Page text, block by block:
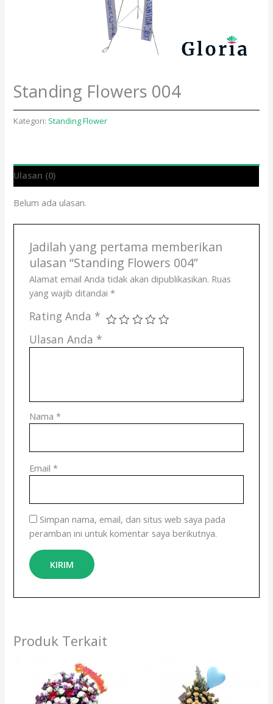
Standing Flowers 004
Kategori: Standing Flower
Ulasan (0)
Belum ada ulasan.
Jadilah yang pertama memberikan
ulasan “Standing Flowers 004”
Alamat email Anda tidak akan dipublikasikan. Ruas
yang wajib ditandai *
Rating Anda *
Ulasan Anda *
Nama *
Email *
Simpan nama, email, dan situs web saya pada
peramban ini untuk komentar saya berikutnya.
Produk Terkait